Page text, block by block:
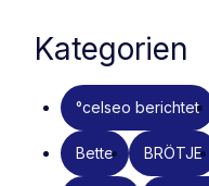
Kategorien
°celseo berichtet
Bette BRÖTJE